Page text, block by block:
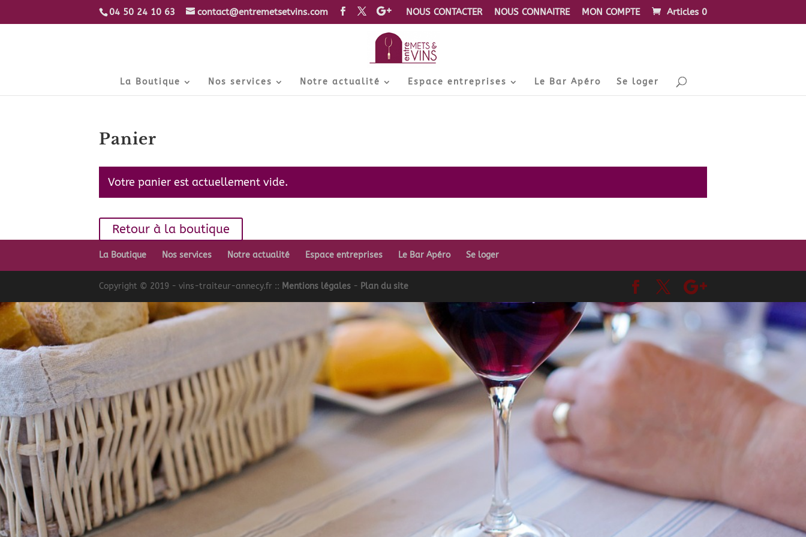
04 50 24 10 63 contact@entremetsetvins.com NOUS CONTACTER NOUS CONNAITRE MON COMPTE Articles 0
La Boutique Nos services Notre actualité Espace entreprises Le Bar Apéro Se loger
Panier
Votre panier est actuellement vide.
Retour à la boutique
La Boutique Nos services Notre actualité Espace entreprises Le Bar Apéro Se loger
Copyright © 2019 - vins-traiteur-annecy.fr :: Mentions légales - Plan du site